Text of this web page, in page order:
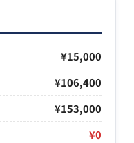
¥15,000
¥106,400
¥153,000
¥0